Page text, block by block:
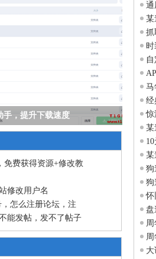
手，提升下载速度
免费获得资源+修改教
修改用户名
怎么注册论坛，注
能发帖，发不了帖子
通
某
抓
马
经
惊
某
某
狗
狗
怀
盘